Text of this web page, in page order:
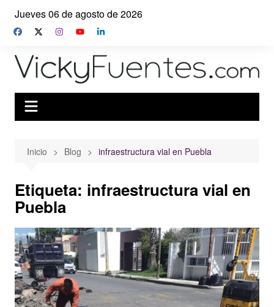
Saltar
contenido
Jueves 06 de agosto de 2026
Inicio Blog infraestructura vial en Puebla
Etiqueta: infraestructura vial en
Puebla